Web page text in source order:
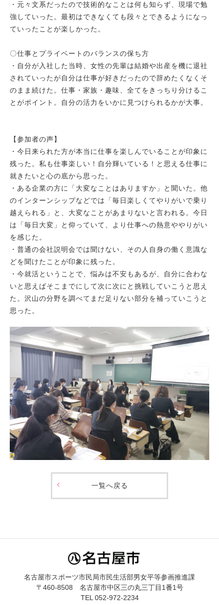
・元々文系だったので技術的なことは何も知らず、現場で勉
強していった。最初はできなくても段々とできるようになっ
ていったことが楽しかった。
〇仕事とプライベートのバランスの保ち方
・自分が入社した当時、女性の先輩は結婚や出産を機に退社
されていったが自分は仕事が好きだったので辞めたくなくそ
のまま続けた。仕事・家族・趣味、全てをきっちり分けるこ
とがポイント。自分の活力をいかに見つけられるかが大事。
【参加者の声】
・今日来られた方が本当に仕事を楽しんでいることが印象に
残った。私も仕事楽しい！自分輝いている！と思える仕事に
就きたいと心の底から思った。
・ある企業の方に「大変なことはありますか」と聞いた。他
のインターンシップなどでは「毎日楽しくてやりがいで乗り
越えられる」と、大変なことがあまりないと言われる。今日
は「毎日大変」と仰っていて、より仕事への熱意ややりがい
を感じた。
・普通の会社説明会では聞けない、その人自身の働く意識な
どを聞けたことが印象に残った。
・今就活ということで、悩みは不安もあるが、自分に合わな
いと思えばそこまでにして次に次にと挑戦していこうと思え
た。沢山の分野を調べてまだ足りない部分を補っていこうと
思った。
一覧へ戻る
名古屋市スポーツ市民局市民生活部男女平等参画推進課
〒460-8508 名古屋市中区三の丸三丁目1番1号
TEL 052-972-2234